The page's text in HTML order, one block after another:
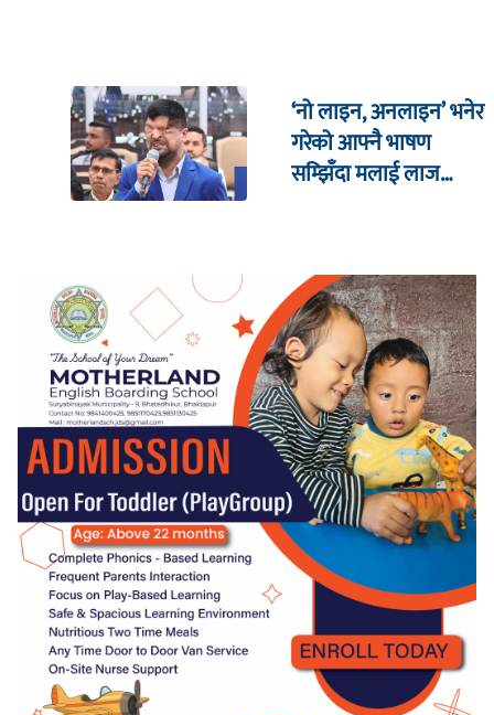
‘नो लाइन, अनलाइन’ भनेर
गरेको आफ्नै भाषण
सम्झिँदा मलाई लाज